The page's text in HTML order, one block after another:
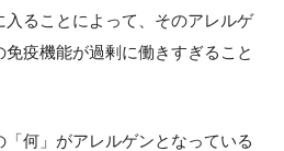
入ることによって、そのアレルゲ
疫機能が過剰に働きすぎること
何」がアレルゲンとなっている